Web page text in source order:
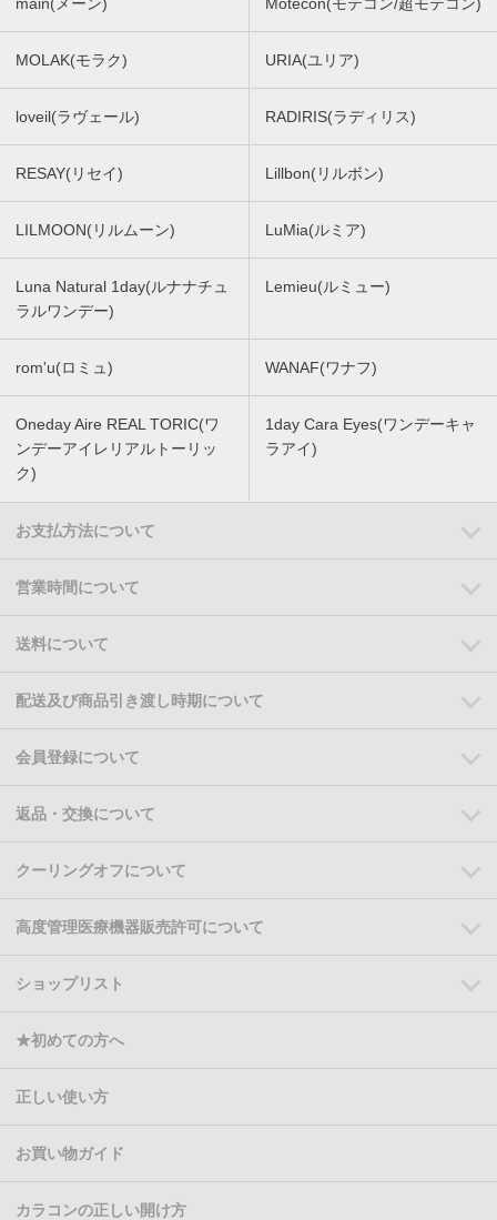
main(メーン) Motecon(モテコン/超モテコン)
MOLAK(モラク) URIA(ユリア)
loveil(ラヴェール) RADIRIS(ラディリス)
RESAY(リセイ) Lillbon(リルボン)
LILMOON(リルムーン) LuMia(ルミア)
Luna Natural 1day(ルナナチュ
ラルワンデー)
Lemieu(ルミュー)
rom'u(ロミュ) WANAF(ワナフ)
Oneday Aire REAL TORIC(ワ
ンデーアイレリアルトーリッ
ク)
1day Cara Eyes(ワンデーキャ
ラアイ)
お支払方法について
営業時間について
送料について
配送及び商品引き渡し時期について
会員登録について
返品・交換について
クーリングオフについて
高度管理医療機器販売許可について
ショップリスト
★初めての方へ
正しい使い方
お買い物ガイド
カラコンの正しい開け方